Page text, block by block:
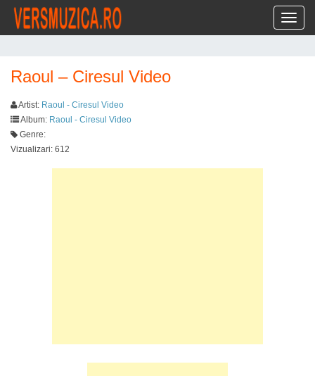
Raoul – Ciresul Video
Artist: Raoul - Ciresul Video
Album: Raoul - Ciresul Video
Genre:
Vizualizari: 612